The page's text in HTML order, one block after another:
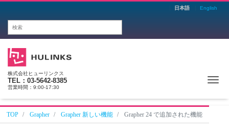
日本語 English
株式会社ヒューリンクス
TEL：03-5642-8385
営業時間：9:00-17:30
TOP Grapher Grapher 新しい機能 Grapher 24 で追加された機能